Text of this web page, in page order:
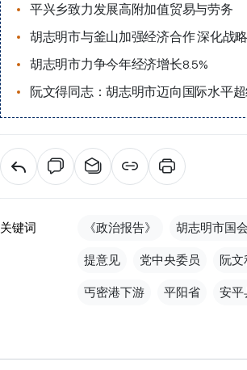
平兴乡致力发展高附加值贸易与劳务
胡志明市与釜山加强经济合作 深化战
胡志明市力争今年经济增长8.5%
阮文得同志：胡志明市迈向国际水平
关键词 《政治报告》 胡志明市国
提意见 党中央委员 阮文
丐密港下游 平阳省 安平